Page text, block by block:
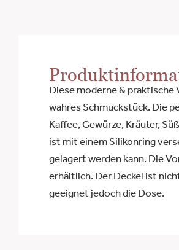
Diese moderne &
wahres Schmuckstück. Die
Kaffee, Gewürze, Kräuter,
ist mit einem Silikonring
gelagert werden kann. Die
erhältlich. Der Deckel ist
geeignet jedoch die Dose.